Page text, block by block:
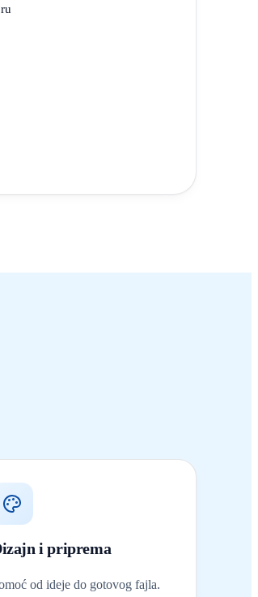
i priprema
od ideje do gotovog fajla.